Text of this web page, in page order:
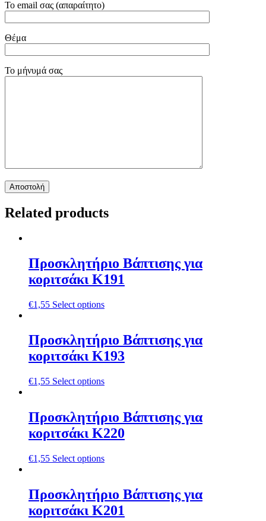
Το email σας (απαραίτητο)
Θέμα
Το μήνυμά σας
Related products
Προσκλητήριο Βάπτισης για
κοριτσάκι Κ191
€1,55 Select options
Προσκλητήριο Βάπτισης για
κοριτσάκι Κ193
€1,55 Select options
Προσκλητήριο Βάπτισης για
κοριτσάκι Κ220
€1,55 Select options
Προσκλητήριο Βάπτισης για
κοριτσάκι Κ201